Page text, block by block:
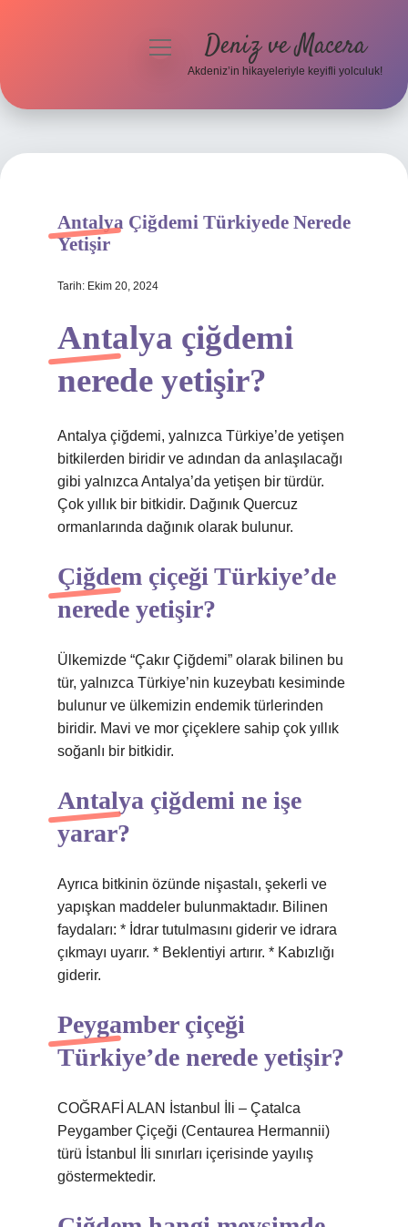
Hakkımızda
menüyü Deniz ve Macera
Akdeniz’in hikayeleriyle keyifli yolculuk!
Antalya Çiğdemi Türkiyede Nerede
Yetişir
Tarih: Ekim 20, 2024
Antalya çiğdemi
nerede yetişir?
Antalya çiğdemi, yalnızca Türkiye’de yetişen
bitkilerden biridir ve adından da anlaşılacağı
gibi yalnızca Antalya’da yetişen bir türdür.
Çok yıllık bir bitkidir. Dağınık Quercuz
ormanlarında dağınık olarak bulunur.
Çiğdem çiçeği Türkiye’de
nerede yetişir?
Ülkemizde “Çakır Çiğdemi” olarak bilinen bu
tür, yalnızca Türkiye’nin kuzeybatı kesiminde
bulunur ve ülkemizin endemik türlerinden
biridir. Mavi ve mor çiçeklere sahip çok yıllık
soğanlı bir bitkidir.
Antalya çiğdemi ne işe
yarar?
Ayrıca bitkinin özünde nişastalı, şekerli ve
yapışkan maddeler bulunmaktadır. Bilinen
faydaları: * İdrar tutulmasını giderir ve idrara
çıkmayı uyarır. * Beklentiyi artırır. * Kabızlığı
giderir.
Peygamber çiçeği
Türkiye’de nerede yetişir?
COĞRAFİ ALAN İstanbul İli – Çatalca
Peygamber Çiçeği (Centaurea Hermannii)
türü İstanbul İli sınırları içerisinde yayılış
göstermektedir.